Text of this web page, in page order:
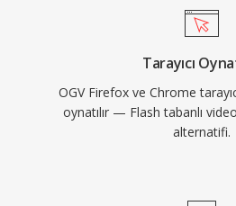
ve patent endişelerinden
kullanılabilir durumdadır.
Tarayıcı
OGV Firefox ve Chrome
oynatılır — Flash tabanlı
alternatifi.